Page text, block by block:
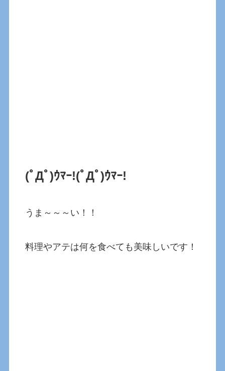
(ﾟДﾟ)ｳﾏｰ!(ﾟДﾟ)ｳﾏｰ!
うま～～～い！！
料理やアテは何を食べても美味しいです！